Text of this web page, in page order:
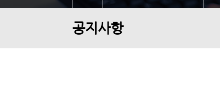
공지사항